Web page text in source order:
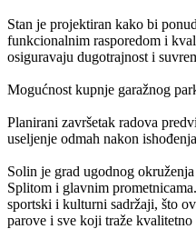
Stan je projektiran kako bi
funkcionalnim rasporedom i
osiguravaju dugotrajnost i
Mogućnost kupnje garažnog
Planirani završetak radova
useljenje odmah nakon
Solin je grad ugodnog
Splitom i glavnim
sportski i kulturni sadržaji, što
parove i sve koji traže